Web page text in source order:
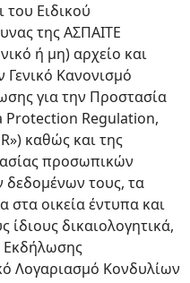
Ειδικού
της ΑΣΠΑΙΤΕ
ή μη) αρχείο και
Κανονισμό
για την Προστασία
Protection Regulation,
καθώς και της
προσωπικών
τους, τα
στα οικεία έντυπα και
δικαιολογητικά,
Εκδήλωσης
Λογαριασμό Κονδυλίων